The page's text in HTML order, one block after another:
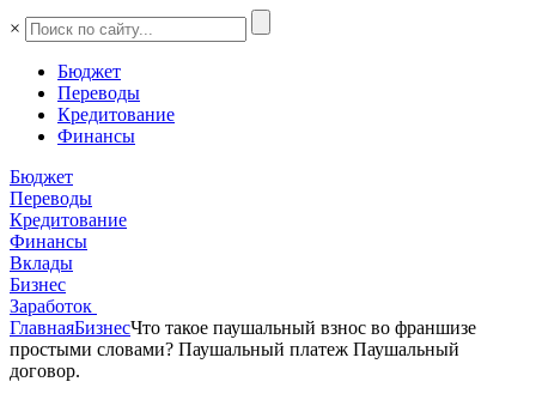
×
Бюджет
Переводы
Кредитование
Финансы
Бюджет
Переводы
Кредитование
Финансы
Вклады
Бизнес
Заработок
ГлавнаяБизнесЧто такое паушальный взнос во франшизе
простыми словами? Паушальный платеж Паушальный
договор.